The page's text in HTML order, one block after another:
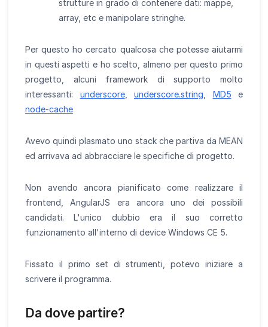
strutture in grado di contenere dati: mappe,
array, etc e manipolare stringhe.
Per questo ho cercato qualcosa che potesse aiutarmi
in questi aspetti e ho scelto, almeno per questo primo
progetto, alcuni framework di supporto molto
interessanti: underscore, underscore.string MD5 e
node-cache
Avevo quindi plasmato uno stack che partiva da MEAN
ed arrivava ad abbracciare le specifiche di progetto.
Non avendo ancora pianificato come realizzare il
frontend, AngularJS era ancora uno dei possibili
candidati. L'unico dubbio era il suo corretto
funzionamento all'interno di device Windows CE 5.
Fissato il primo set di strumenti, potevo iniziare a
scrivere il programma.
Da dove partire?